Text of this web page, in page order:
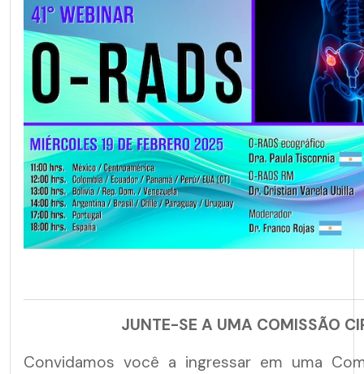
JUNTE-SE A UMA COMISSÃO
Convidamos você a ingressar em uma